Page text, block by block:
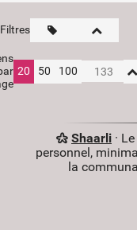
Filtres
20 50 100
Shaarli·
personnel,
la